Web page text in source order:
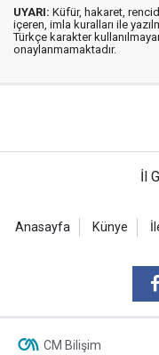
UYARI: Küfür, hakaret,
içeren, imla kuralları ile
Türkçe karakter
onaylanmamaktadır.
İl
Anasayfa Künye
CM Bilişim